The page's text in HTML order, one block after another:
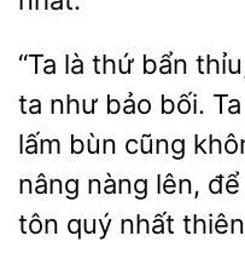
“Ta là thứ bẩn
ta như bảo bối. Ta
lấm bùn cũng
nâng
lên,
tôn quý nhất thiên